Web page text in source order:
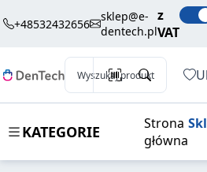
+48532432656
sklep@e-
dentech.pl
z
VAT
Wyszukaj produkt
KATEGORIE
Strona
główna